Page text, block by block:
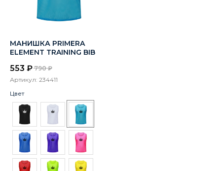
МАНИШКА PRIMERA
ELEMENT TRAINING BIB
553 ₽ 790 ₽
Артикул: 234411
Цвет